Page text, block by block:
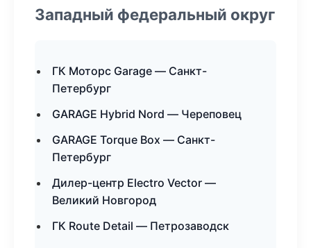
Западный федеральный округ
ГК Моторс Garage — Санкт-
Петербург
GARAGE Hybrid Nord — Череповец
GARAGE Torque Box — Санкт-
Петербург
Дилер-центр Electro Vector —
Великий Новгород
ГК Route Detail — Петрозаводск